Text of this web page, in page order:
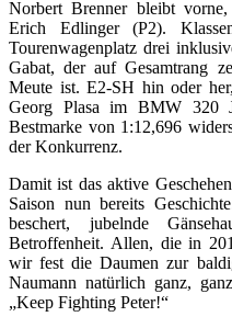
Norbert Brenner bleibt
Erich Edlinger (P2).
Tourenwagenplatz drei
Gabat, der auf Gesamtrang
Meute ist. E2-SH hin oder
Georg Plasa im BMW 320
Bestmarke von 1:12,696
der Konkurrenz.
Damit ist das aktive
Saison nun bereits
beschert, jubelnde
Betroffenheit. Allen, die in
wir fest die Daumen zur
Naumann natürlich ganz,
„Keep Fighting Peter!“